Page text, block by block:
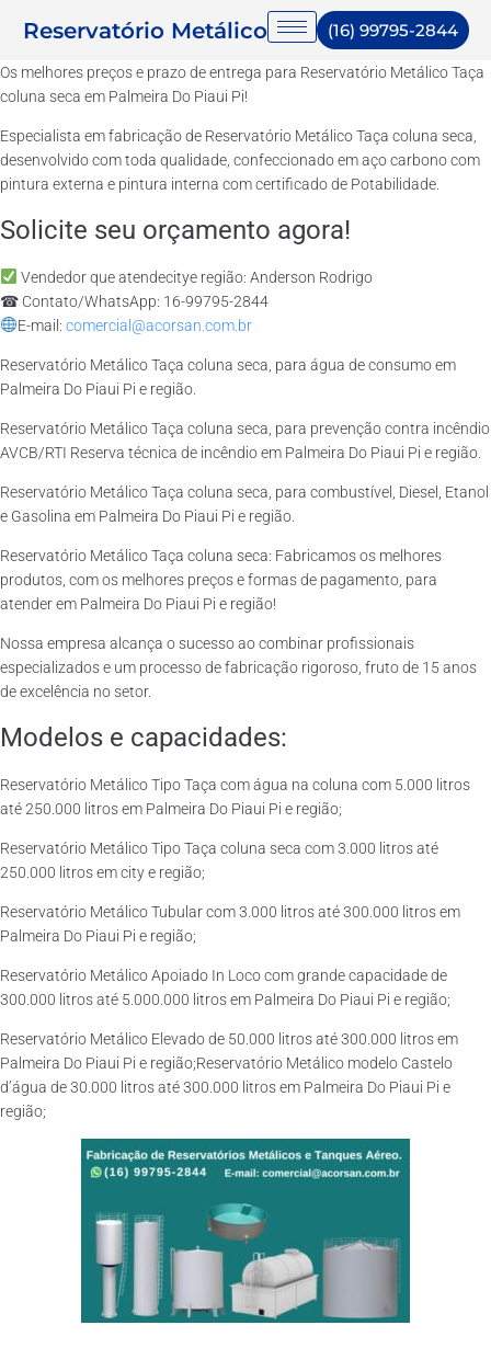
Reservatório Metálico (16) 99795-2844
Os melhores preços e prazo de entrega para Reservatório Metálico Taça
coluna seca em Palmeira Do Piaui Pi!
Especialista em fabricação de Reservatório Metálico Taça coluna seca,
desenvolvido com toda qualidade, confeccionado em aço carbono com
pintura externa e pintura interna com certificado de Potabilidade.
Solicite seu orçamento agora!
Vendedor que atendecitye região: Anderson Rodrigo
☎ Contato/WhatsApp: 16-99795-2844
E-mail: comercial@acorsan.com.br
Reservatório Metálico Taça coluna seca, para água de consumo em
Palmeira Do Piaui Pi e região.
Reservatório Metálico Taça coluna seca, para prevenção contra incêndio
AVCB/RTI Reserva técnica de incêndio em Palmeira Do Piaui Pi e região.
Reservatório Metálico Taça coluna seca, para combustível, Diesel, Etanol
e Gasolina em Palmeira Do Piaui Pi e região.
Reservatório Metálico Taça coluna seca: Fabricamos os melhores
produtos, com os melhores preços e formas de pagamento, para
atender em Palmeira Do Piaui Pi e região!
Nossa empresa alcança o sucesso ao combinar profissionais
especializados e um processo de fabricação rigoroso, fruto de 15 anos
de excelência no setor.
Modelos e capacidades:
Reservatório Metálico Tipo Taça com água na coluna com 5.000 litros
até 250.000 litros em Palmeira Do Piaui Pi e região;
Reservatório Metálico Tipo Taça coluna seca com 3.000 litros até
250.000 litros em city e região;
Reservatório Metálico Tubular com 3.000 litros até 300.000 litros em
Palmeira Do Piaui Pi e região;
Reservatório Metálico Apoiado In Loco com grande capacidade de
300.000 litros até 5.000.000 litros em Palmeira Do Piaui Pi e região;
Reservatório Metálico Elevado de 50.000 litros até 300.000 litros em
Palmeira Do Piaui Pi e região;Reservatório Metálico modelo Castelo
d’água de 30.000 litros até 300.000 litros em Palmeira Do Piaui Pi e
região;